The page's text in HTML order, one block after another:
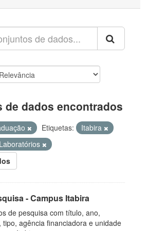
de dados encontrados
Etiquetas:
Itabira
Laboratórios
- Campus Itabira
de pesquisa com título, ano,
tipo, agência financiadora e unidade